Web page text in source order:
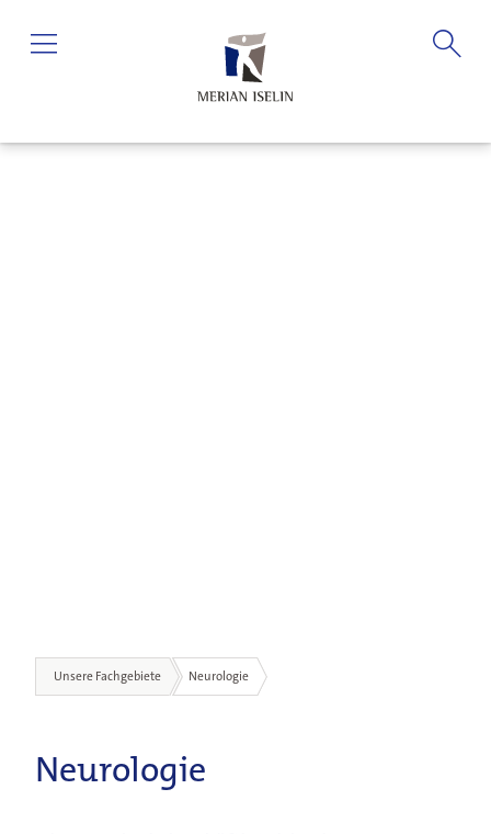
Patienten & Besucher
Unsere Fachgebiete
Unsere Fachgebiete Neurologie
Neurologie